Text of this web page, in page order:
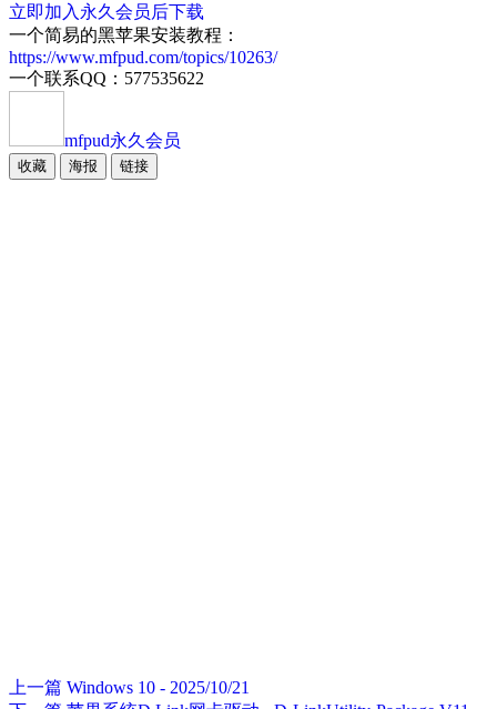
立即加入永久会员后下载
一个简易的黑苹果安装教程：
https://www.mfpud.com/topics/10263/
一个联系QQ：577535622
mfpud永久会员
收藏 海报 链接
上一篇 Windows 10 - 2025/10/21